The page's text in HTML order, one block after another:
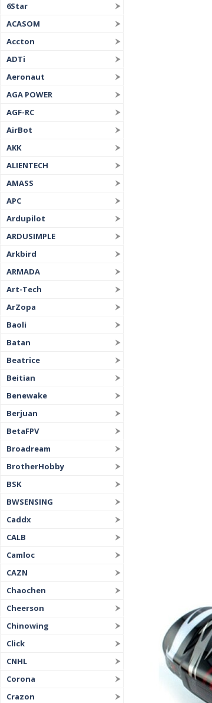
6Star
ACASOM
Accton
ADTi
Aeronaut
AGA POWER
AGF-RC
AirBot
AKK
ALIENTECH
AMASS
APC
Ardupilot
ARDUSIMPLE
Arkbird
ARMADA
Art-Tech
ArZopa
Baoli
Batan
Beatrice
Beitian
Benewake
Berjuan
BetaFPV
Broadream
BrotherHobby
BSK
BWSENSING
Caddx
CALB
Camloc
CAZN
Chaochen
Cheerson
Chinowing
Click
CNHL
Corona
Crazon